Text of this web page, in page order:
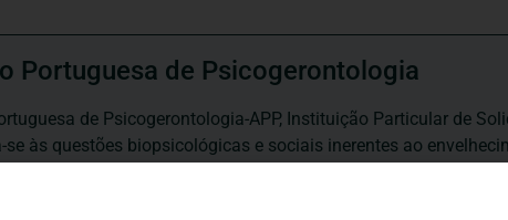
Portuguesa de Psicogerontologia
de Psicogerontologia-APP, Instituição Particular de
se às questões biopsicológicas e sociais inerentes ao
saúde, autonomia, participação e segurança das
e de uma sociedade mais inclusiva para todas as